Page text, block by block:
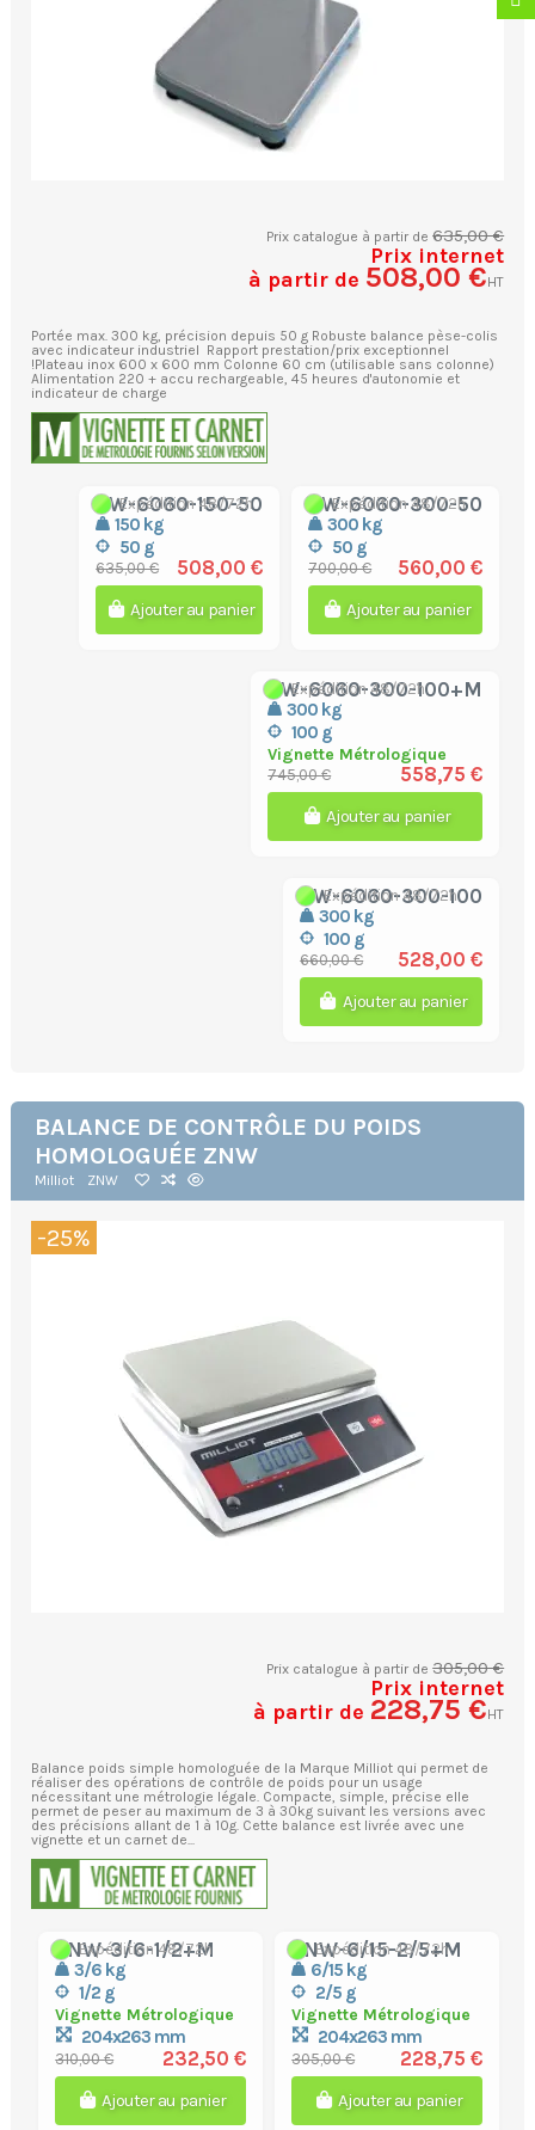
Prix catalogue à partir de635,00 €
Prix internet
à partir de 508,00 €HT
Portée max. 300 kg, précision depuis 50 g Robuste balance pèse-colis
avec indicateur industriel Rapport prestation/prix exceptionnel
!Plateau inox 600 x 600 mm Colonne 60 cm (utilisable sans colonne)
Alimentation 220 + accu rechargeable, 45 heures d'autonomie et
indicateur de charge
CW-6060-150-50
150 kg
50 g
Expédition 48/72h
635,00 € 508,00 €
Ajouter au panier
CW-6060-300-50
300 kg
50 g
Expédition 48/72h
700,00 € 560,00 €
Ajouter au panier
CW-6060-300-100+M
300 kg
100 g
Vignette Métrologique
Expédition 48/72h
745,00 € 558,75 €
Ajouter au panier
CW-6060-300-100
300 kg
100 g
Expédition 48/72h
660,00 € 528,00 €
Ajouter au panier
BALANCE DE CONTRÔLE DU POIDS
HOMOLOGUÉE ZNW
Milliot ZNW
-25%
Prix catalogue à partir de305,00 €
Prix internet
à partir de 228,75 €HT
Balance poids simple homologuée de la Marque Milliot qui permet de
réaliser des opérations de contrôle de poids pour un usage
nécessitant une métrologie légale. Compacte, simple, précise elle
permet de peser au maximum de 3 à 30kg suivant les versions avec
des précisions allant de 1 à 10g. Cette balance est livrée avec une
vignette et un carnet de...
ZNW-3/6-1/2+M
3/6 kg
1/2 g
Vignette Métrologique
204x263 mm
Expédition 48/72h
310,00 € 232,50 €
Ajouter au panier
ZNW-6/15-2/5+M
6/15 kg
2/5 g
Vignette Métrologique
204x263 mm
Expédition 48/72h
305,00 € 228,75 €
Ajouter au panier